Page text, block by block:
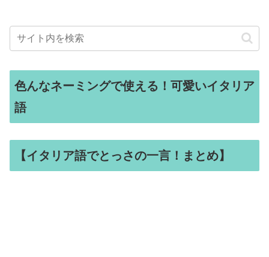
色んなネーミングで使える！可愛いイタリア
語
【イタリア語でとっさの一言！まとめ】